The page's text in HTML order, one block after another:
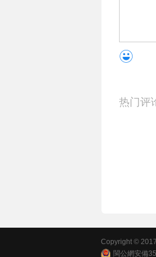
热门评
Copyright ©
閩公網安備